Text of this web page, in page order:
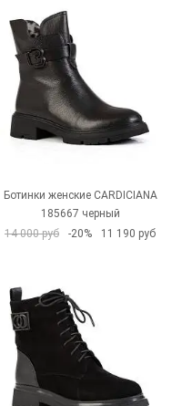
Ботинки женские CARDICIANA
185667 черный
14 000 руб
-20% 11 190 руб